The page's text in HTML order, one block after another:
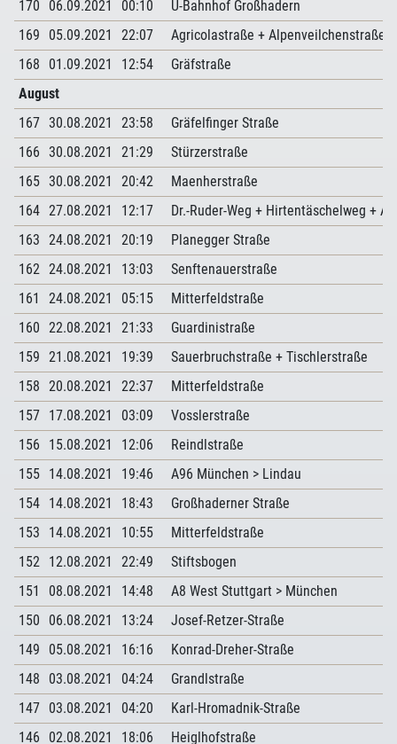
170
06.09.2021 00:10
U-Bahnhof Großhadern
169
05.09.2021 22:07
Agricolastraße + Alpenveilchenstraße
168
01.09.2021 12:54
Gräfstraße
August
167 30.08.2021 23:58
Gräfelfinger Straße
166 30.08.2021 21:29
Stürzerstraße
165 30.08.2021 20:42
Maenherstraße
164 27.08.2021 12:17
Dr.-Ruder-Weg + Hirtentäschelweg +
163 24.08.2021 20:19
Planegger Straße
162 24.08.2021 13:03
Senftenauerstraße
161
24.08.2021 05:15
Mitterfeldstraße
160 22.08.2021 21:33
Guardinistraße
159 21.08.2021 19:39
Sauerbruchstraße + Tischlerstraße
158 20.08.2021 22:37
Mitterfeldstraße
157 17.08.2021 03:09
Vosslerstraße
156
15.08.2021 12:06
Reindlstraße
155 14.08.2021 19:46
A96 München > Lindau
154 14.08.2021 18:43
Großhaderner Straße
153
14.08.2021 10:55
Mitterfeldstraße
152 12.08.2021 22:49
Stiftsbogen
151
08.08.2021 14:48
A8 West Stuttgart > München
150
06.08.2021 13:24
Josef-Retzer-Straße
149
05.08.2021 16:16
Konrad-Dreher-Straße
148
03.08.2021 04:24
Grandlstraße
147 03.08.2021 04:20
Karl-Hromadnik-Straße
146
02.08.2021 18:06 Heiglhofstraße